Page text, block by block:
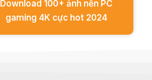
Download 100+ ảnh nền PC
gaming 4K cực hot 2024